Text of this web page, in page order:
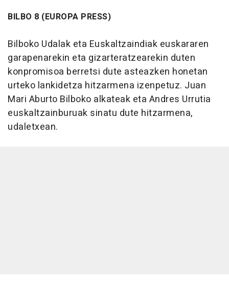
BILBO 8 (EUROPA PRESS)
Bilboko Udalak eta Euskaltzaindiak euskararen
garapenarekin eta gizarteratzearekin duten
konpromisoa berretsi dute asteazken honetan
urteko lankidetza hitzarmena izenpetuz. Juan
Mari Aburto Bilboko alkateak eta Andres Urrutia
euskaltzainburuak sinatu dute hitzarmena,
udaletxean.